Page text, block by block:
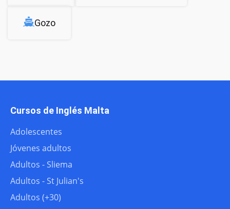
Gozo
Cursos de Inglés Malta
Adolescentes
Jóvenes adultos
Adultos - Sliema
Adultos - St Julian's
Adultos (+30)